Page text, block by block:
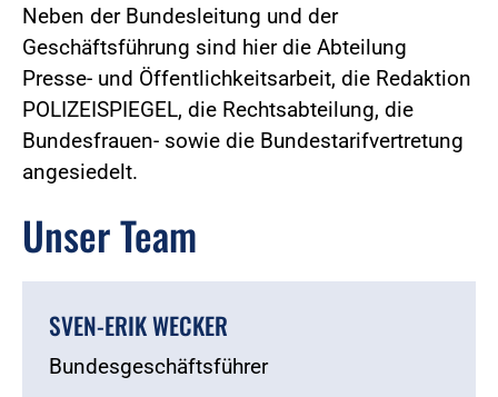
Neben der Bundesleitung und der
Geschäftsführung sind hier die Abteilung
Presse- und Öffentlichkeitsarbeit, die Redaktion
POLIZEISPIEGEL, die Rechtsabteilung, die
Bundesfrauen- sowie die Bundestarifvertretung
angesiedelt.
Unser Team
SVEN-ERIK WECKER
Bundesgeschäftsführer